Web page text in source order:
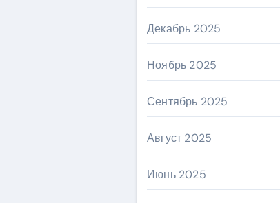
Декабрь 2025
Ноябрь 2025
Сентябрь 2025
Август 2025
Июнь 2025